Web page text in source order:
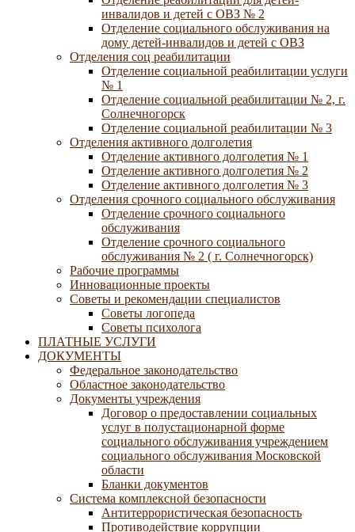
инвалидов и детей с ОВЗ № 2
Отделение социального обслуживания на
дому детей-инвалидов и детей с ОВЗ
Отделения соц реабилитации
Отделение социальной реабилитации услуги
№ 1
Отделение социальной реабилитации № 2, г.
Солнечногорск
Отделение социальной реабилитации № 3
Отделения активного долголетия
Отделение активного долголетия № 1
Отделение активного долголетия № 2
Отделение активного долголетия № 3
Отделения срочного социального обслуживания
Отделение срочного социального
обслуживания
Отделение срочного социального
обслуживания № 2 ( г. Солнечногорск)
Рабочие программы
Инновационные проекты
Советы и рекомендации специалистов
Советы логопеда
Советы психолога
ПЛАТНЫЕ УСЛУГИ
ДОКУМЕНТЫ
Федеральное законодательство
Областное законодательство
Документы учреждения
Договор о предоставлении социальных
услуг в полустационарной форме
социального обслуживания учреждением
социального обслуживания Московской
области
Бланки документов
Система комплексной безопасности
Антитеррористическая безопасность
Противодействие коррупции